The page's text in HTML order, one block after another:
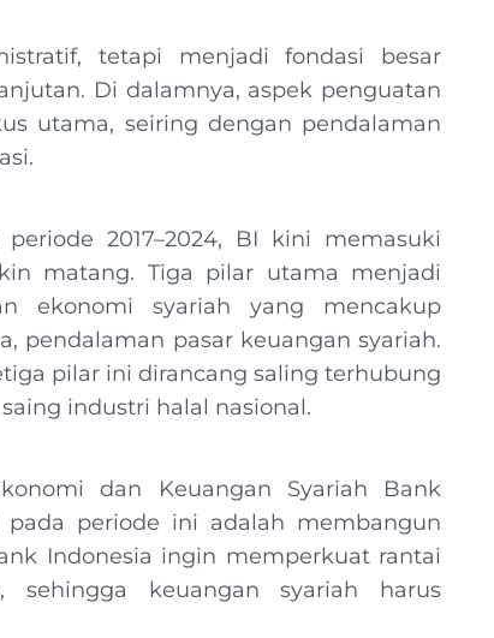
tetapi menjadi fondasi besar
Di dalamnya, aspek penguatan
utama, seiring dengan pendalaman
2017–2024, BI kini memasuki
matang. Tiga pilar utama menjadi
ekonomi syariah yang mencakup
pendalaman pasar keuangan syariah.
pilar ini dirancang saling terhubung
industri halal nasional.
dan Keuangan Syariah Bank
periode ini adalah membangun
Indonesia ingin memperkuat rantai
keuangan syariah harus